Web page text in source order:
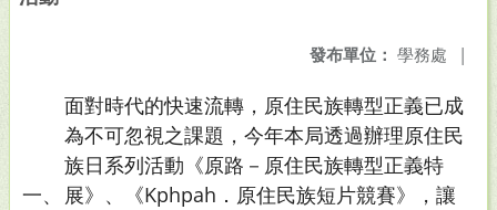
發布單位： 學務處 |
一、
面對時代的快速流轉，原住民族轉型正義已成
為不可忽視之課題，今年本局透過辦理原住民
族日系列活動《原路－原住民族轉型正義特
展》、《Kphpah．原住民族短片競賽》，讓